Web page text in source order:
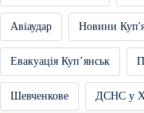
Авіаудар Новини
Евакуація Купʼянськ
Шевченкове ДСНС у